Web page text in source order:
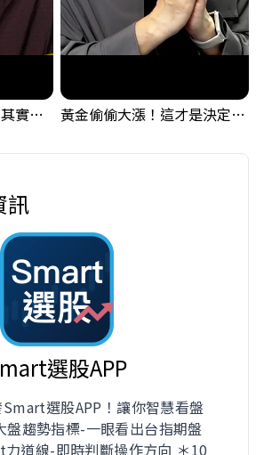
天天被9萬口空單嚇，其實你盯錯地方了｜Mr.Jimmy高志銘 #台股 #外資期貨 #融資 黃金偷偷大漲！這才是決定台股生死的「真風向球」！｜Mr.Jimmy高志銘 #黃金 #美元指數 #聯準會
訊
選股APP
選股APP！讓你智慧看盤
盤趨勢指標-一眼看出台指期盤
道線-即時判斷操作方向 ＊10